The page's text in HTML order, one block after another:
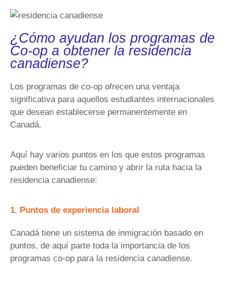
¿Cómo ayudan los programas de
Co-op a obtener la residencia
canadiense?
Los programas de co-op ofrecen una ventaja
significativa para aquellos estudiantes internacionales
que desean establecerse permanentemente en
Canadá.
Aquí hay varios puntos en los que estos programas
pueden beneficiar tu camino y abrir la ruta hacia la
residencia canadiense:
1. Puntos de experiencia laboral
Canadá tiene un sistema de inmigración basado en
puntos, de aquí parte toda la importancia de los
programas co-op para la residencia canadiense.